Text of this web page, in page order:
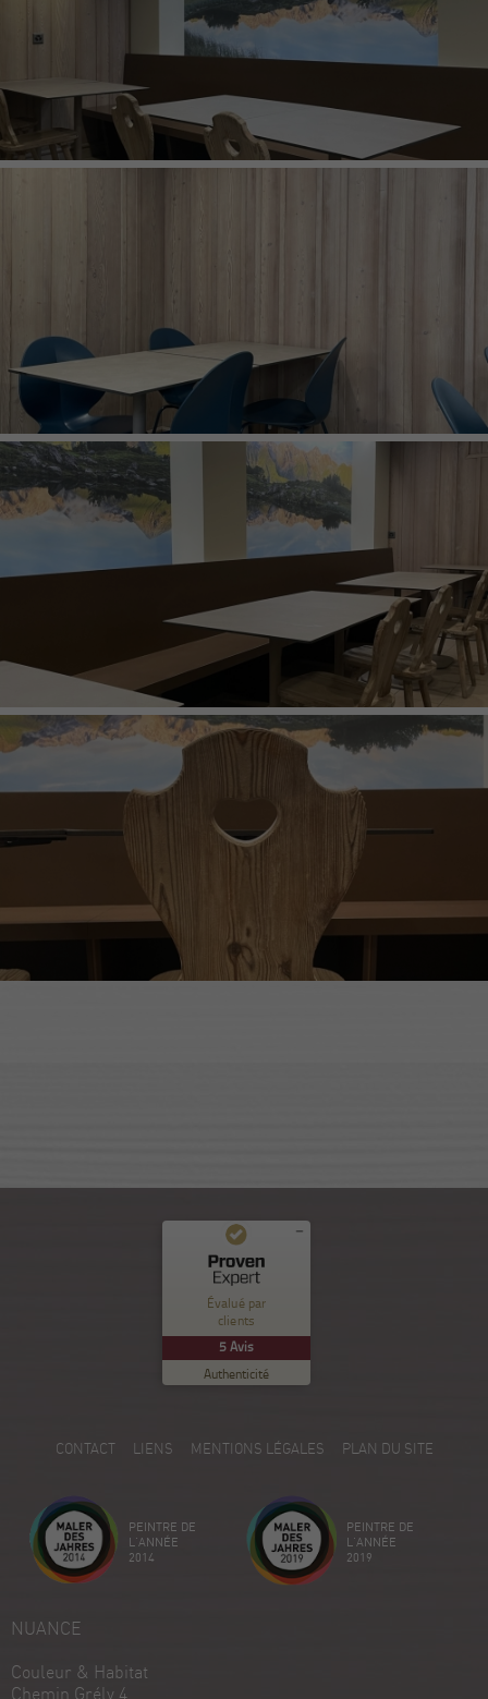
Évalué par
clients
5Avis
Authenticité
Commentaires et expériences des clients pour
Nuance Sion
100
%
Recommandé sur
ProvenExpert.com
EXCELLENT
5.00
/
5
Créez votre propre sceau maintenant
18/12/2025
Voir le profil
CONTACT LIENS MENTIONS LÉGALES PLAN DU SITE
PEINTRE DE
L'ANNÉE
2014
PEINTRE DE
L'ANNÉE
2019
NUANCE
Couleur & Habitat
Chemin Grély 4